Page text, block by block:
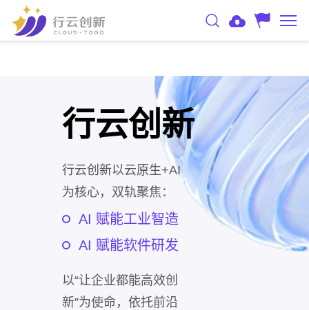
行云创新
行云创新以云原生+AI
为核心，双轨聚焦：
AI 赋能工业智造
AI 赋能软件研发
以“让企业都能高效创
新”为使命，依托前沿